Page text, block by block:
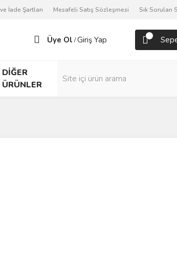
İade Şartları Mesafeli Satış Sözleşmesi Sık Sorulan
Üye Ol /Giriş Yap
DİĞER
ÜRÜNLER